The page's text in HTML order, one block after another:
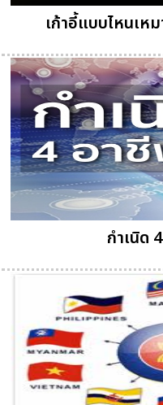
เก้าอี้แบบไหนเห
กำเนิด